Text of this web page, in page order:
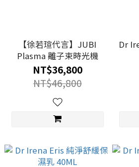
【徐若瑄代言】JUBI
Plasma 離子束時光機
NT$36,800
NT$46,800
Dr